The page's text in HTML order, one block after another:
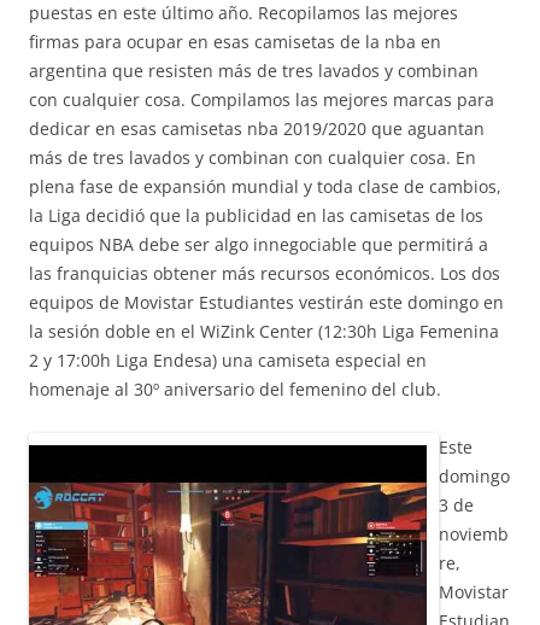
puestas en este último año. Recopilamos las mejores
firmas para ocupar en esas camisetas de la nba en
argentina que resisten más de tres lavados y combinan
con cualquier cosa. Compilamos las mejores marcas para
dedicar en esas camisetas nba 2019/2020 que aguantan
más de tres lavados y combinan con cualquier cosa. En
plena fase de expansión mundial y toda clase de cambios,
la Liga decidió que la publicidad en las camisetas de los
equipos NBA debe ser algo innegociable que permitirá a
las franquicias obtener más recursos económicos. Los dos
equipos de Movistar Estudiantes vestirán este domingo en
la sesión doble en el WiZink Center (12:30h Liga Femenina
2 y 17:00h Liga Endesa) una camiseta especial en
homenaje al 30º aniversario del femenino del club.
Este
domingo
3 de
noviemb
re,
Movistar